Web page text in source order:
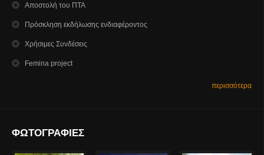
Αποστολή του ΠΤΑ
Πρόσκληση εκδήλωσης ενδιαφέροντος
Χρήσιμες Συνδέσεις
Femina project
περισσότερα
ΦΩΤΟΓΡΑΦΙΕΣ